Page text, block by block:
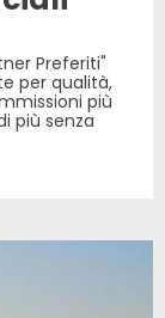
Preferiti"
per qualità,
più
più senza